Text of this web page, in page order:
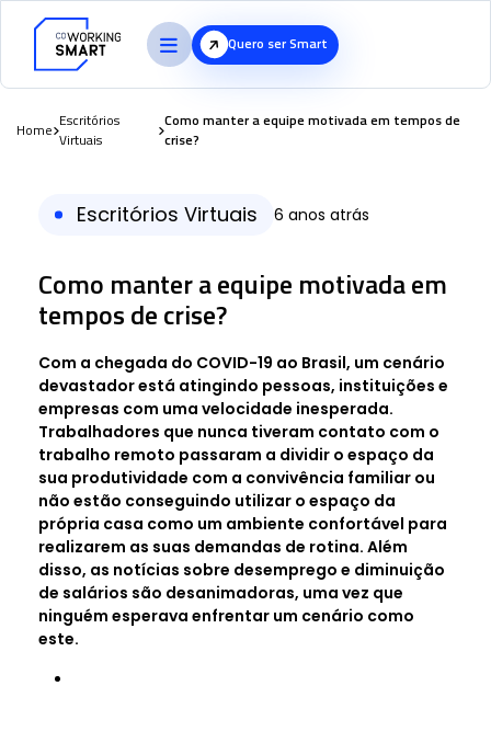
Quero ser Smart
Home Escritórios
Virtuais
Como manter a equipe motivada em tempos de
crise?
Escritórios Virtuais 6 anos atrás
Como manter a equipe motivada em
tempos de crise?
Com a chegada do COVID-19 ao Brasil, um cenário
devastador está atingindo pessoas, instituições e
empresas com uma velocidade inesperada.
Trabalhadores que nunca tiveram contato com o
trabalho remoto passaram a dividir o espaço da
sua produtividade com a convivência familiar ou
não estão conseguindo utilizar o espaço da
própria casa como um ambiente confortável para
realizarem as suas demandas de rotina. Além
disso, as notícias sobre desemprego e diminuição
de salários são desanimadoras, uma vez que
ninguém esperava enfrentar um cenário como
este.